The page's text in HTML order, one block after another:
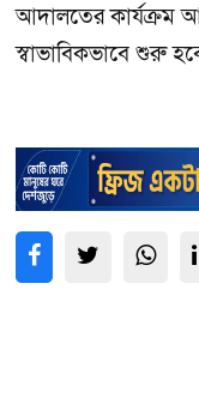
আদালতের কার্যক্রম
স্বাভাবিকভাবে শুরু